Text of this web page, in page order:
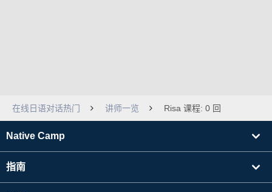
在线日语对话热门 讲师一览 Risa 课程: 0 回
Native Camp
指南